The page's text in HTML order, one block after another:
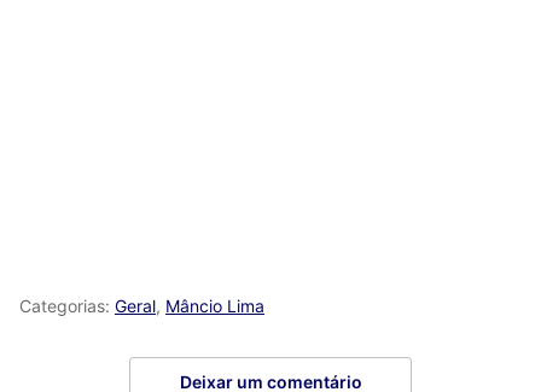
Categorias: Geral, Mâncio Lima
Deixar um comentário